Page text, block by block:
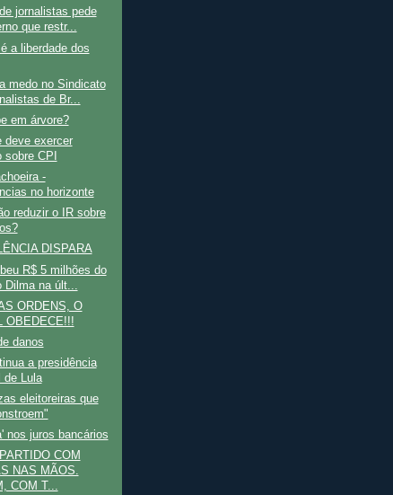
jornalistas pede
que restr...
é a liberdade dos
medo no Sindicato
de Br...
em árvore?
deve exercer
sobre CPI
-
no horizonte
reduzir o IR sobre
DISPARA
R$ 5 milhões do
Dilma na últ...
ORDENS, O
OBEDECE!!!
danos
a presidência
de Lula
eleitoreiras que
nos juros bancários
COM
NAS MÃOS.
COM T...